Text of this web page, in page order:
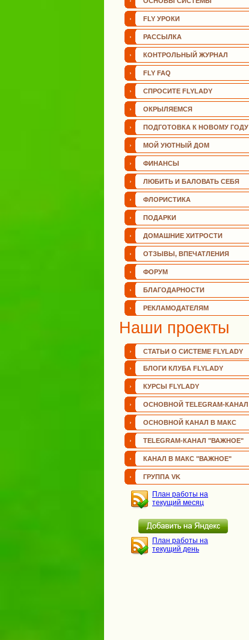
FLY УРОКИ
РАССЫЛКА
КОНТРОЛЬНЫЙ ЖУРНАЛ
FLY FAQ
СПРОСИТЕ FLYLADY
ОКРЫЛЯЕМСЯ
ПОДГОТОВКА К НОВОМУ ГОДУ
МОЙ УЮТНЫЙ ДОМ
ФИНАНСЫ
ЛЮБИТЬ И БАЛОВАТЬ СЕБЯ
ФЛОРИСТИКА
ПОДАРКИ
ДОМАШНИЕ ХИТРОСТИ
ОТЗЫВЫ, ВПЕЧАТЛЕНИЯ
ФОРУМ
БЛАГОДАРНОСТИ
РЕКЛАМОДАТЕЛЯМ
Наши проекты
СТАТЬИ О СИСТЕМЕ FLYLADY
БЛОГИ КЛУБА FLYLADY
КУРСЫ FLYLADY
ОСНОВНОЙ TELEGRAM-КАНАЛ
ОСНОВНОЙ КАНАЛ В МАКС
TELEGRAM-КАНАЛ "ВАЖНОЕ"
КАНАЛ В МАКС "ВАЖНОЕ"
ГРУППА VK
План работы на
текущий месяц
План работы на
текущий день